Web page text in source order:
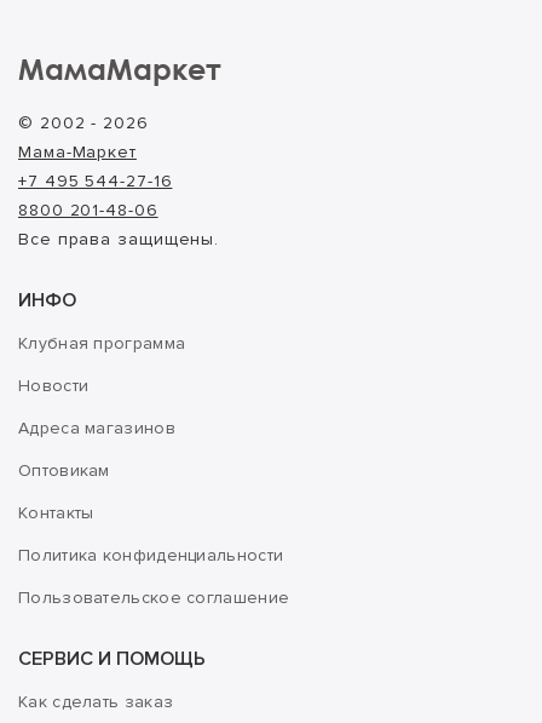
МамаМаркет
© 2002 - 2026
Мама-Маркет
+7 495 544-27-16
8800 201-48-06
Все права защищены.
ИНФО
Клубная программа
Новости
Адреса магазинов
Оптовикам
Контакты
Политика конфиденциальности
Пользовательское соглашение
СЕРВИС И ПОМОЩЬ
Как сделать заказ